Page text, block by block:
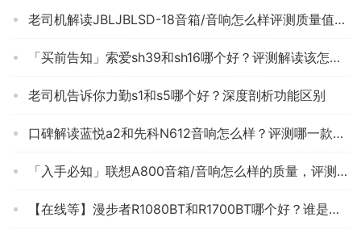
老司机解读JBLJBLSD-18音箱/音响怎么样评测质量值得买吗？
「买前告知」索爱sh39和sh16哪个好？评测解读该怎么选
老司机告诉你力勤s1和s5哪个好？深度剖析功能区别
口碑解读蓝悦a2和先科N612音响怎么样？评测哪一款功能更强大
「入手必知」联想A800音箱/音响怎么样的质量，评测为什么这样？
【在线等】漫步者R1080BT和R1700BT哪个好？谁是性价比之王